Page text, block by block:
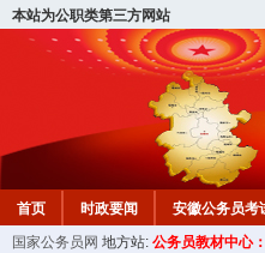
本站为公职类第三方网站
首页 时政要闻 安徽公务员考
安徽公务员行测试题 在线咨询
国家公务员网 地方站: 公务员教材中心